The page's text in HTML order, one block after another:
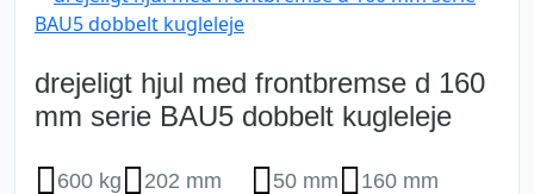
drejeligt hjul med frontbremse d 160
mm serie BAU5 dobbelt kugleleje
600 kg 202 mm 50 mm 160 mm